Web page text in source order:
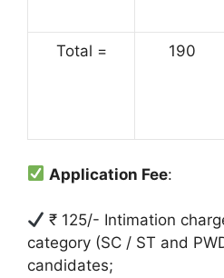
Total = 190
Application Fee:
₹ 125/- Intimation
category (SC / ST and
candidates;